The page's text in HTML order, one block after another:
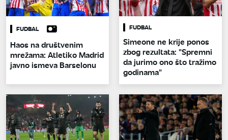
FUDBAL
Haos na društvenim
mrežama: Atletiko Madrid
javno ismeva Barselonu
FUDBAL
Simeone ne krije ponos
zbog rezultata: "Spremni
da jurimo ono što tražimo
godinama"